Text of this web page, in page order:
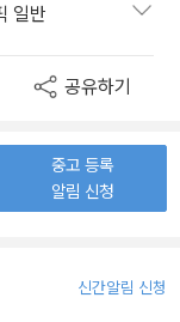
일반
공유하기
중고 등록
알림 신청
신간알림 신청